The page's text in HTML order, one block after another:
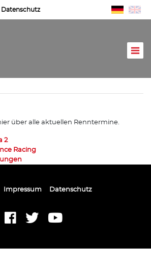
Datenschutz
über alle aktuellen Renntermine.
2
Racing
Impressum Datenschutz